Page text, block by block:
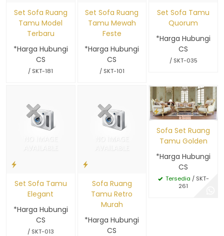
Set Sofa Ruang
Tamu Model
Terbaru
*Harga Hubungi
CS
/ SKT-181
Set Sofa Ruang
Tamu Mewah
Feste
*Harga Hubungi
CS
/ SKT-101
Set Sofa Tamu
Quorum
*Harga Hubungi
CS
/ SKT-035
Set Sofa Tamu
Elegant
*Harga Hubungi
CS
/ SKT-013
Sofa Ruang
Tamu Retro
Murah
*Harga Hubungi
CS
Sofa Set Ruang
Tamu Golden
*Harga Hubungi
CS
Tersedia / SKT-
261